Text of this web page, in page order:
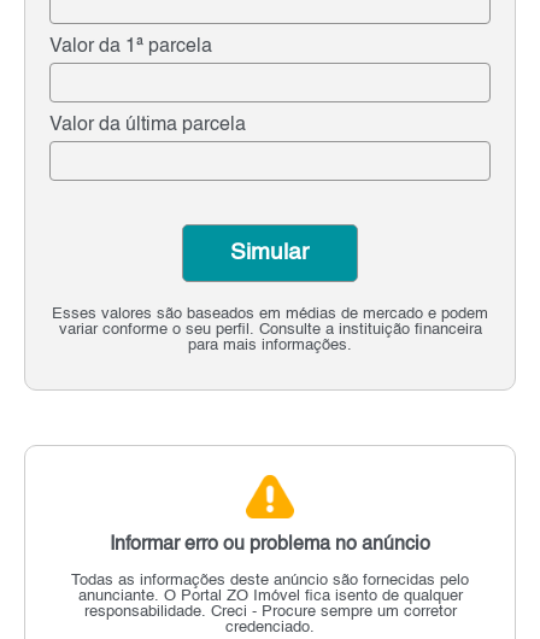
Valor da 1ª parcela
Valor da última parcela
Esses valores são baseados em médias de mercado e podem
variar conforme o seu perfil. Consulte a instituição financeira
para mais informações.
Simular
Informar erro ou problema no anúncio
Todas as informações deste anúncio são fornecidas pelo
anunciante. O Portal ZO Imóvel fica isento de qualquer
responsabilidade. Creci - Procure sempre um corretor
credenciado.